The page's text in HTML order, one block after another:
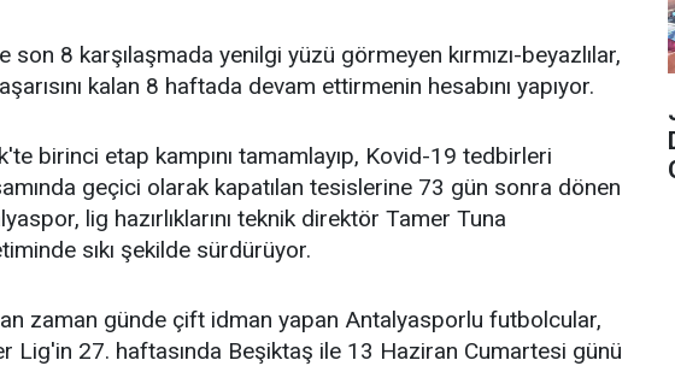
son 8 karşılaşmada yenilgi yüzü görmeyen kırmızı-beyazlılar,
kalan 8 haftada devam ettirmenin hesabını yapıyor.
birinci etap kampını tamamlayıp, Kovid-19 tedbirleri
geçici olarak kapatılan tesislerine 73 gün sonra dönen
lig hazırlıklarını teknik direktör Tamer Tuna
sıkı şekilde sürdürüyor.
zaman günde çift idman yapan Antalyasporlu futbolcular,
Lig'in 27. haftasında Beşiktaş ile 13 Haziran Cumartesi günü